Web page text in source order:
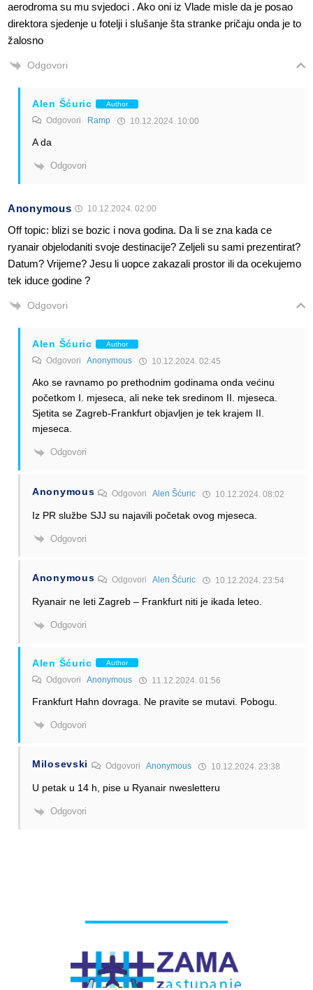
aerodroma su mu svjedoci . Ako oni iz Vlade misle da je posao
direktora sjedenje u fotelji i slušanje šta stranke pričaju onda je to
žalosno
Odgovori
Alen Šćuric Author
Odgovori Ramp 10.12.2024. 10:00
A da
Odgovori
Anonymous 10.12.2024. 02:00
Off topic: blizi se bozic i nova godina. Da li se zna kada ce
ryanair objelodaniti svoje destinacije? Zeljeli su sami prezentirat?
Datum? Vrijeme? Jesu li uopce zakazali prostor ili da ocekujemo
tek iduce godine ?
Odgovori
Alen Šćuric Author
Odgovori Anonymous 10.12.2024. 02:45
Ako se ravnamo po prethodnim godinama onda većinu
početkom I. mjeseca, ali neke tek sredinom II. mjeseca.
Sjetita se Zagreb-Frankfurt objavljen je tek krajem II.
mjeseca.
Odgovori
Anonymous OdgovoriAlen Šćuric 10.12.2024. 08:02
Iz PR službe SJJ su najavili početak ovog mjeseca.
Odgovori
Anonymous OdgovoriAlen Šćuric 10.12.2024. 23:54
Ryanair ne leti Zagreb – Frankfurt niti je ikada leteo.
Odgovori
Alen Šćuric Author
Odgovori Anonymous 11.12.2024. 01:56
Frankfurt Hahn dovraga. Ne pravite se mutavi. Pobogu.
Odgovori
Milosevski Odgovori Anonymous 10.12.2024. 23:38
U petak u 14 h, pise u Ryanair nwesletteru
Odgovori